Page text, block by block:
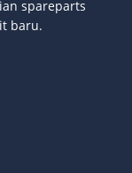
spareparts
baru.